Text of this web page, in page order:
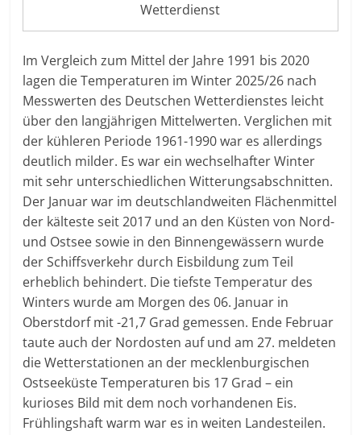
Wetterdienst
Im Vergleich zum Mittel der Jahre 1991 bis 2020
lagen die Temperaturen im Winter 2025/26 nach
Messwerten des Deutschen Wetterdienstes leicht
über den langjährigen Mittelwerten. Verglichen mit
der kühleren Periode 1961-1990 war es allerdings
deutlich milder. Es war ein wechselhafter Winter
mit sehr unterschiedlichen Witterungsabschnitten.
Der Januar war im deutschlandweiten Flächenmittel
der kälteste seit 2017 und an den Küsten von Nord-
und Ostsee sowie in den Binnengewässern wurde
der Schiffsverkehr durch Eisbildung zum Teil
erheblich behindert. Die tiefste Temperatur des
Winters wurde am Morgen des 06. Januar in
Oberstdorf mit -21,7 Grad gemessen. Ende Februar
taute auch der Nordosten auf und am 27. meldeten
die Wetterstationen an der mecklenburgischen
Ostseeküste Temperaturen bis 17 Grad – ein
kurioses Bild mit dem noch vorhandenen Eis.
Frühlingshaft warm war es in weiten Landesteilen.